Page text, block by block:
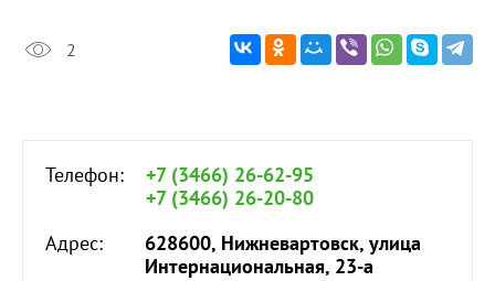
2
Телефон:
+7 (3466) 26-62-95
+7 (3466) 26-20-80
Адрес:
628600, Нижневартовск, улица
Интернациональная, 23-а